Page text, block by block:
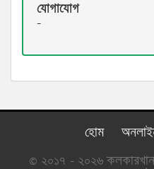
যোগাযোগ
-
হোম
© ২০১৭ - ২০২৬ কলকারখানা